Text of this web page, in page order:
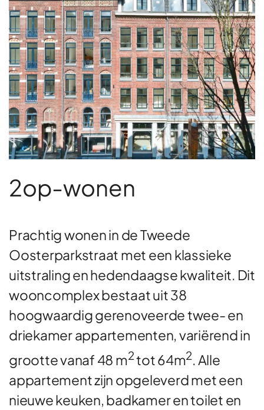
2op-wonen
Prachtig wonen in de Tweede
Oosterparkstraat met een klassieke
uitstraling en hedendaagse kwaliteit. Dit
wooncomplex bestaat uit 38
hoogwaardig gerenoveerde twee- en
driekamer appartementen, variërend in
grootte vanaf 48 m2tot 64m2. Alle
appartement zijn opgeleverd met een
nieuwe keuken, badkamer en toilet en